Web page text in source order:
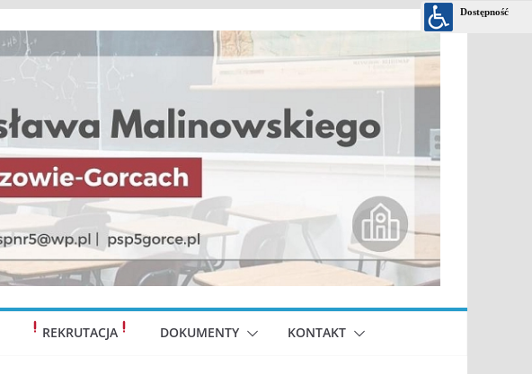
REKRUTACJA DOKUMENTY KONTAKT